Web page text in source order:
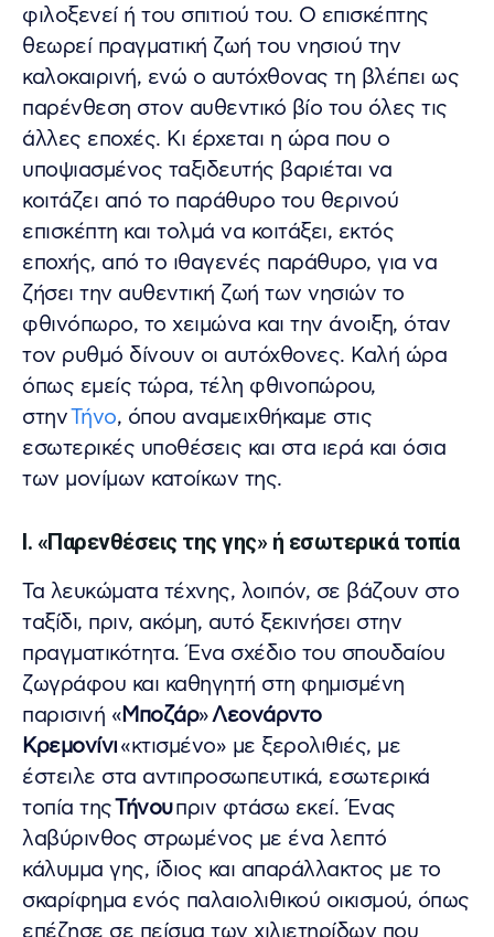
φιλοξενεί ή του σπιτιού του. Ο επισκέπτης
θεωρεί πραγματική ζωή του νησιού την
καλοκαιρινή, ενώ ο αυτόχθονας τη βλέπει ως
παρένθεση στον αυθεντικό βίο του όλες τις
άλλες εποχές. Κι έρχεται η ώρα που ο
υποψιασμένος ταξιδευτής βαριέται να
κοιτάζει από το παράθυρο του θερινού
επισκέπτη και τολμά να κοιτάξει, εκτός
εποχής, από το ιθαγενές παράθυρο, για να
ζήσει την αυθεντική ζωή των νησιών το
φθινόπωρο, το χειμώνα και την άνοιξη, όταν
τον ρυθμό δίνουν οι αυτόχθονες. Καλή ώρα
όπως εμείς τώρα, τέλη φθινοπώρου,
στηνΤήνο, όπου αναμειχθήκαμε στις
εσωτερικές υποθέσεις και στα ιερά και όσια
των μονίμων κατοίκων της.
Ι. «Παρενθέσεις της γης» ή εσωτερικά τοπία
Τα λευκώματα τέχνης, λοιπόν, σε βάζουν στο
ταξίδι, πριν, ακόμη, αυτό ξεκινήσει στην
πραγματικότητα. Ένα σχέδιο του σπουδαίου
ζωγράφου και καθηγητή στη φημισμένη
παρισινή «Μποζάρ»Λεονάρντο
Κρεμονίνι«κτισμένο» με ξερολιθιές, με
έστειλε στα αντιπροσωπευτικά, εσωτερικά
τοπία τηςΤήνουπριν φτάσω εκεί. Ένας
λαβύρινθος στρωμένος με ένα λεπτό
κάλυμμα γης, ίδιος και απαράλλακτος με το
σκαρίφημα ενός παλαιολιθικού οικισμού, όπως